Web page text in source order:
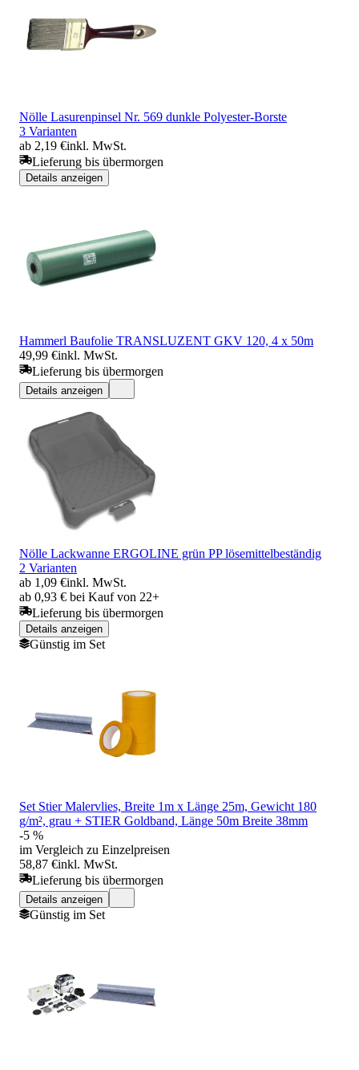
Nölle Lasurenpinsel Nr. 569 dunkle Polyester-Borste
3 Varianten
ab 2,19 €inkl. MwSt.
Lieferung bis übermorgen
Details anzeigen
Hammerl Baufolie TRANSLUZENT GKV 120, 4 x 50m
49,99 €inkl. MwSt.
Lieferung bis übermorgen
Details anzeigen
Nölle Lackwanne ERGOLINE grün PP lösemittelbeständig
2 Varianten
ab 1,09 €inkl. MwSt.
ab 0,93 € bei Kauf von 22+
Lieferung bis übermorgen
Details anzeigen
Günstig im Set
Set Stier Malervlies, Breite 1m x Länge 25m, Gewicht 180
g/m², grau + STIER Goldband, Länge 50m Breite 38mm
-5 %
im Vergleich zu Einzelpreisen
58,87 €inkl. MwSt.
Lieferung bis übermorgen
Details anzeigen
Günstig im Set